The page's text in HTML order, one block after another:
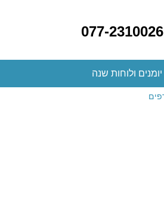
077-2310026
יומנים ולוחות שנה